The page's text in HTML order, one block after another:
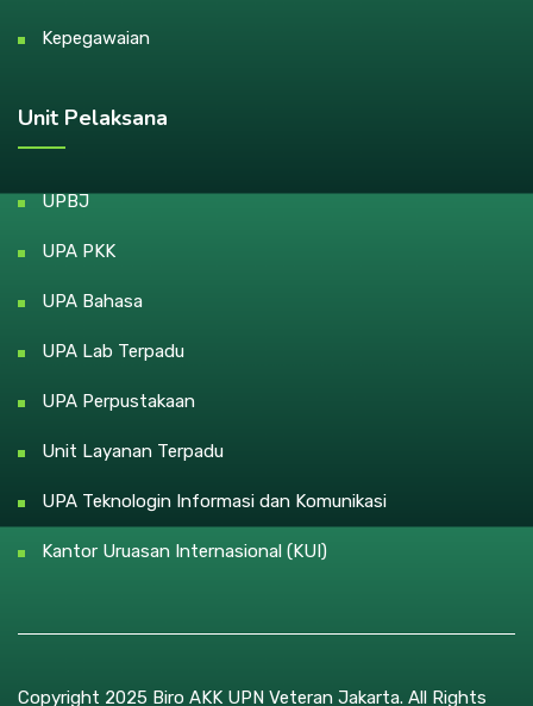
Kepegawaian
Unit Pelaksana
UPBJ
UPA PKK
UPA Bahasa
UPA Lab Terpadu
UPA Perpustakaan
Unit Layanan Terpadu
UPA Teknologin Informasi dan Komunikasi
Kantor Uruasan Internasional (KUI)
Copyright 2025 Biro AKK UPN Veteran Jakarta. All Rights